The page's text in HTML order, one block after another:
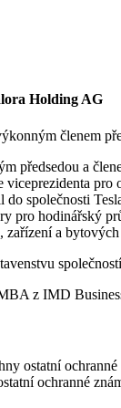
Holding AG
členem
předsedou a
viceprezidenta
do společnosti
pro hodinářský
zařízení a
z IMD
ostatní
ochranné